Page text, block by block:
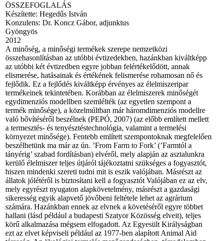
ÖSSZEFOGLALÁS
Készítette: Hegedűs István
Konzulens: Dr. Koncz Gábor, adjunktus
Gyöngyös
2012
A minőség, a minőségi termékek szerepe nemzetközi
összehasonlításban az utóbbi évtizedekben, hazánkban kiváltképp
az utóbbi két évtizedben egyre jobban felértékelődött, annak
elismerése, hatásainak és értékének felismerése rohamosan nő és
fejlődik. Ez a fejlődés kiváltképp érvényes az élelmiszeripar
termékeinek tekintetében. Korábban az élelmiszerek minőségét
egydimenziós modellben szemlélték (az egyetlen szempont a
termék minősége), a közelmúltban már háromdimenziós modellre
való bővítéséről beszélnek (PEPÓ, 2007) (az előbb említett mellett
a termesztés- és tenyésztéstechnológia, valamint a termelési
környezet minősége). Fentebb említett szempontoknak megfelelően
beszélhetünk ma már az ún. ’From Farm to Fork’ (’Farmtól a
tányérig’ szabad fordításban) elvéről, mely alapján az asztalunkra
kerülő élelmiszer teljes útjáról tájékoztatni szükséges a fogyasztót,
hiszen mindenki szereti tudni mit is eszik valójában. Másrészt az
állatok jólétéről is biztosítani kell a fogyasztót Valójában ez az elv,
mely egyrészt nyugaton alapkövetelmény, másrészt a gazdasági
sikeresség egyik alapvető jövőbeni feltétele lehet az agrárium
számára. Hazánkban ennek az elvnek a követéséről egyre többet
hallani (lásd például a budapesti Szatyor Közösség elveit), teljes
körű alkalmazása mégsem elfogadott. Az Egyesült Királyságban
ezt az elvet képviseli például az 1977-ben alapított Animal Aid